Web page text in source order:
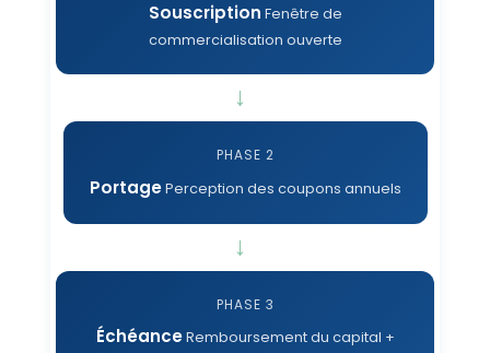
Souscription Fenêtre de
commercialisation ouverte
→
PHASE 2
Portage Perception des coupons annuels
→
PHASE 3
Échéance Remboursement du capital +